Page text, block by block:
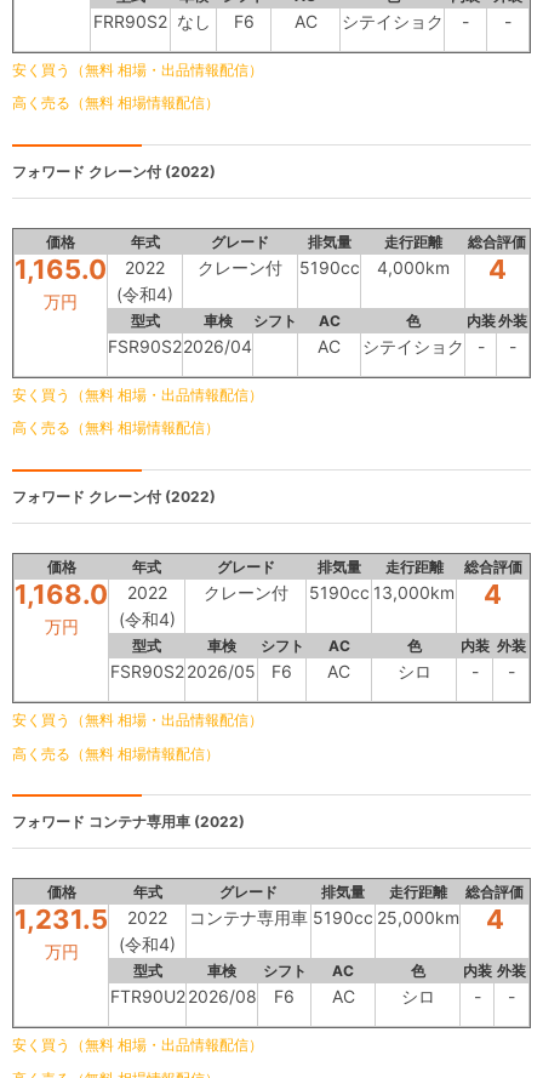
FRR90S2 なし F6 AC シテイショク - -
安く買う（無料 相場・出品情報配信）
高く売る（無料 相場情報配信）
フォワード クレーン付 (2022)
価格 年式 グレード 排気量 走行距離 総合評価
1,165.0
万円
2022
(令和4)
クレーン付 5190cc 4,000km 4
型式 車検 シフト AC 色 内装外装
FSR90S22026/04 AC シテイショク - -
安く買う（無料 相場・出品情報配信）
高く売る（無料 相場情報配信）
フォワード クレーン付 (2022)
価格 年式 グレード 排気量 走行距離 総合評価
1,168.0
万円
2022
(令和4)
クレーン付 5190cc 13,000km 4
型式 車検 シフト AC 色 内装 外装
FSR90S2 2026/05 F6 AC シロ - -
安く買う（無料 相場・出品情報配信）
高く売る（無料 相場情報配信）
フォワード コンテナ専用車 (2022)
価格 年式 グレード 排気量 走行距離 総合評価
1,231.5
万円
2022
(令和4)
コンテナ専用車 5190cc 25,000km 4
型式 車検 シフト AC 色 内装 外装
FTR90U2 2026/08 F6 AC シロ - -
安く買う（無料 相場・出品情報配信）